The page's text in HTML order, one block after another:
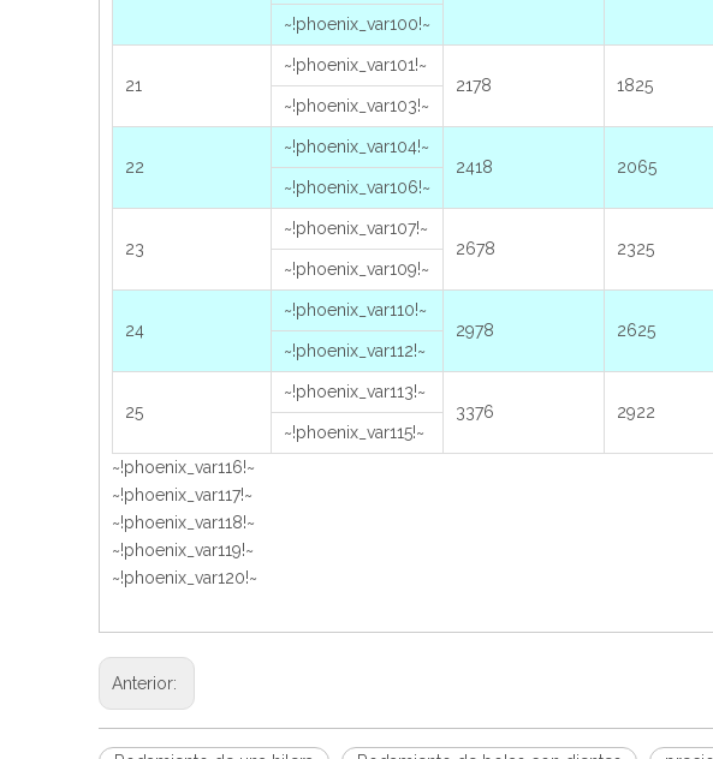
~!phoenix_var100!~
21
~!phoenix_var101!~
2178
1825
~!phoenix_var103!~
22
~!phoenix_var104!~
2418
2065
~!phoenix_var106!~
23
~!phoenix_var107!~
2678
2325
~!phoenix_var109!~
24
~!phoenix_var110!~
2978
2625
~!phoenix_var112!~
25
~!phoenix_var113!~
3376
2922
~!phoenix_var115!~
~!phoenix_var116!~
~!phoenix_var117!~
~!phoenix_var118!~
~!phoenix_var119!~
~!phoenix_var120!~
Anterior: